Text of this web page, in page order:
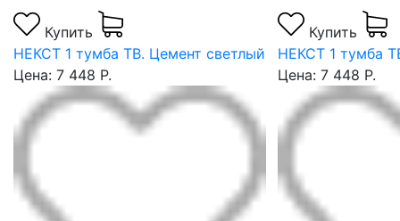
Купить
НЕКСТ 1 тумба ТВ. Цемент светлый
Цена: 7 448 Р.
Купить
НЕКСТ 1 тумба
Цена: 7 448 Р.